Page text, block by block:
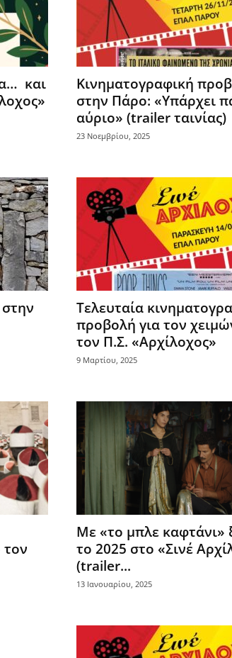
και
Κινηματογραφική
στην Πάρο: «Υπάρχει
αύριο» (trailer ταινίας)
23 Νοεμβρίου, 2025
Τελευταία
προβολή για τον
τον Π.Σ. «Αρχίλοχος»
9 Μαρτίου, 2025
τον
Με «το μπλε καφτάνι»
το 2025 στο «Σινέ
(trailer...
13 Ιανουαρίου, 2025